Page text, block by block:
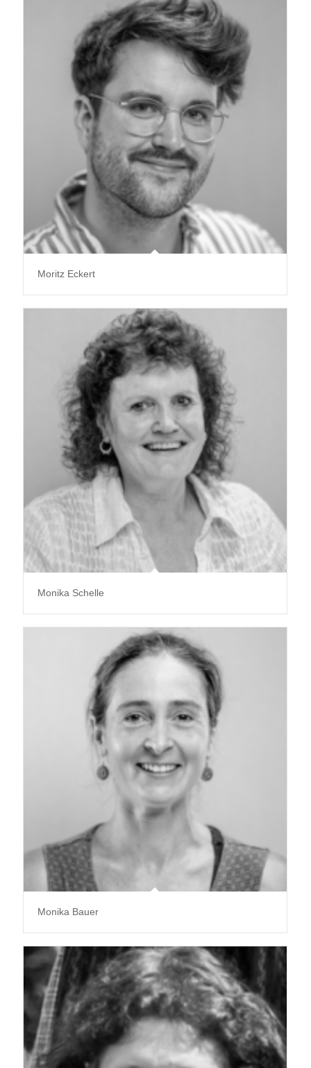
Moritz Eckert
Monika Schelle
Monika Bauer